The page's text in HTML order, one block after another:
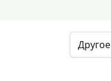
Другое